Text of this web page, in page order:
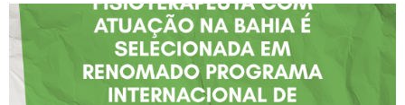
FISIOTERAPEUTA COM